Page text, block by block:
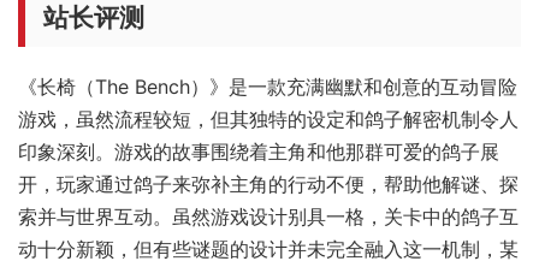
站长评测
《长椅（The Bench）》是一款充满幽默和创意的互动冒险
游戏，虽然流程较短，但其独特的设定和鸽子解密机制令人
印象深刻。游戏的故事围绕着主角和他那群可爱的鸽子展
开，玩家通过鸽子来弥补主角的行动不便，帮助他解谜、探
索并与世界互动。虽然游戏设计别具一格，关卡中的鸽子互
动十分新颖，但有些谜题的设计并未完全融入这一机制，某